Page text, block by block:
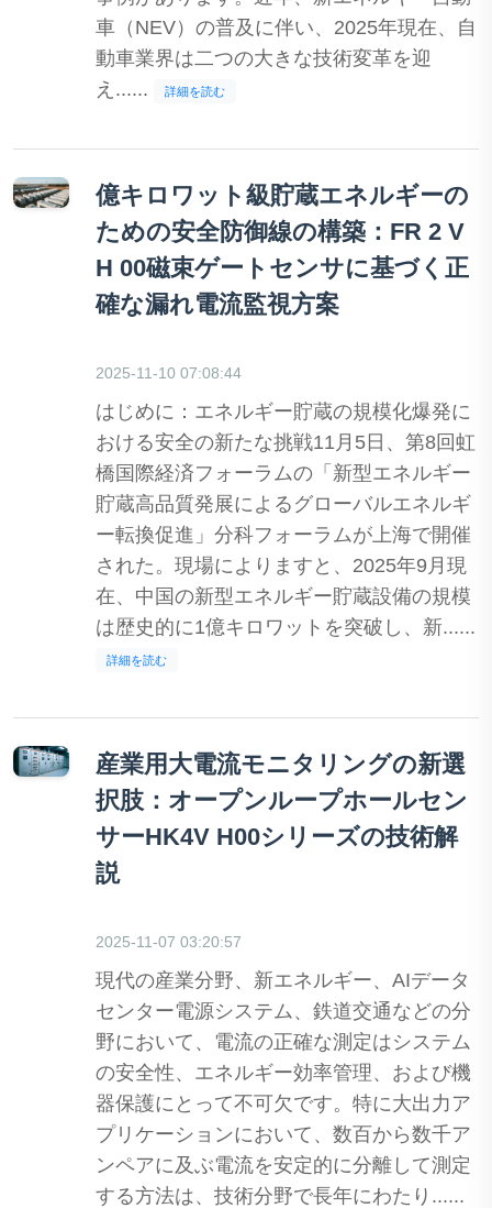
車（NEV）の普及に伴い、2025年現在、自
動車業界は二つの大きな技術変革を迎
え......
詳細を読む
億キロワット級貯蔵エネルギーの
ための安全防御線の構築：FR 2 V
H 00磁束ゲートセンサに基づく正
確な漏れ電流監視方案
2025-11-10 07:08:44
はじめに：エネルギー貯蔵の規模化爆発に
おける安全の新たな挑戦11月5日、第8回虹
橋国際経済フォーラムの「新型エネルギー
貯蔵高品質発展によるグローバルエネルギ
ー転換促進」分科フォーラムが上海で開催
された。現場によりますと、2025年9月現
在、中国の新型エネルギー貯蔵設備の規模
は歴史的に1億キロワットを突破し、新......
詳細を読む
産業用大電流モニタリングの新選
択肢：オープンループホールセン
サーHK4V H00シリーズの技術解
説
2025-11-07 03:20:57
現代の産業分野、新エネルギー、AIデータ
センター電源システム、鉄道交通などの分
野において、電流の正確な測定はシステム
の安全性、エネルギー効率管理、および機
器保護にとって不可欠です。特に大出力ア
プリケーションにおいて、数百から数千ア
ンペアに及ぶ電流を安定的に分離して測定
する方法は、技術分野で長年にわたり......